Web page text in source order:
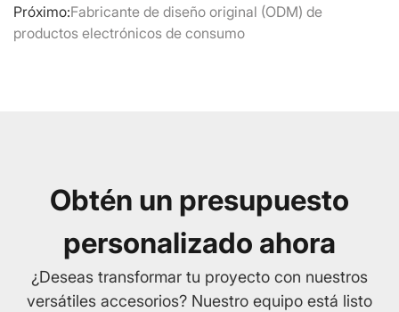
Próximo:Fabricante de diseño original (ODM) de
productos electrónicos de consumo
Obtén un presupuesto
personalizado ahora
¿Deseas transformar tu proyecto con nuestros
versátiles accesorios? Nuestro equipo está listo